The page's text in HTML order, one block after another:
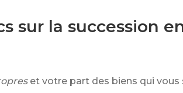
sur la succession
et votre part des biens qui